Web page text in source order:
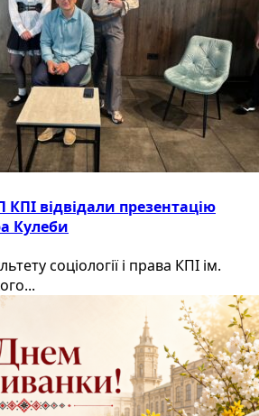
відвідали презентацію
Кулеби
соціології і права КПІ ім.